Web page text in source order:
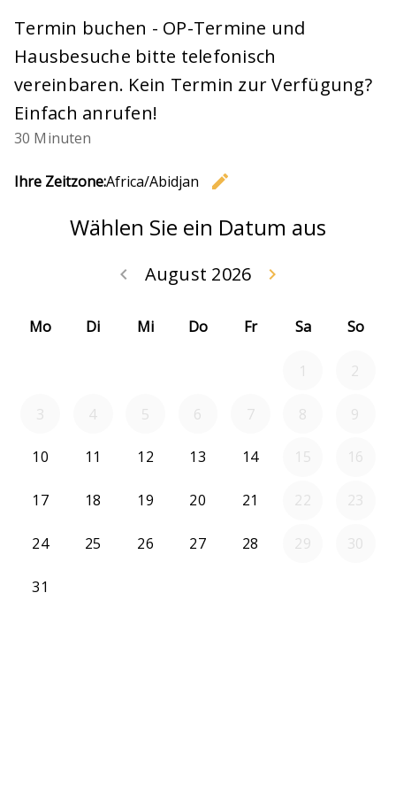
Termin buchen - OP-Termine und
Hausbesuche bitte telefonisch
vereinbaren. Kein Termin zur Verfügung?
Einfach anrufen!
30 Minuten
Ihre Zeitzone:Africa/Abidjan
edit
Wählen Sie ein Datum aus
August 2026
keyboard_arrow_left
keyboard_arrow_right
Mo Di Mi Do Fr Sa So
1 2
3 4 5 6 7 8 9
10 11 12 13 14 15 16
17 18 19 20 21 22 23
24 25 26 27 28 29 30
31